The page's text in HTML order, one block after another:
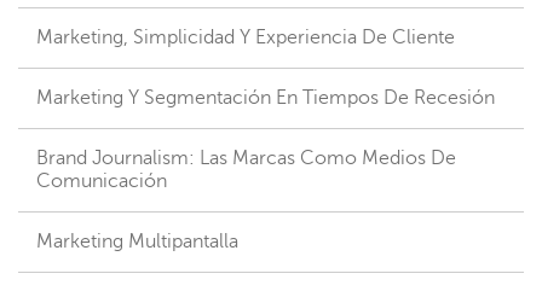
Marketing, Simplicidad Y Experiencia De Cliente
Marketing Y Segmentación En Tiempos De Recesión
Brand Journalism: Las Marcas Como Medios De
Comunicación
Marketing Multipantalla